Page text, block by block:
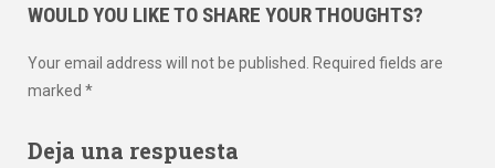
WOULD YOU LIKE TO SHARE YOUR THOUGHTS?
Your email address will not be published. Required fields are
marked *
Deja una respuesta